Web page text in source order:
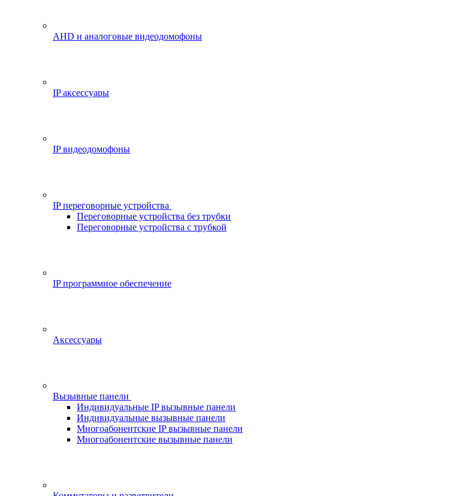
AHD и аналоговые видеодомофоны
IP аксессуары
IP видеодомофоны
IP переговорные устройства
Переговорные устройства без трубки
Переговорные устройства с трубкой
IP программное обеспечение
Аксессуары
Вызывные панели
Индивидуальные IP вызывные панели
Индивидуальные вызывные панели
Многоабонентские IP вызывные панели
Многоабонентские вызывные панели